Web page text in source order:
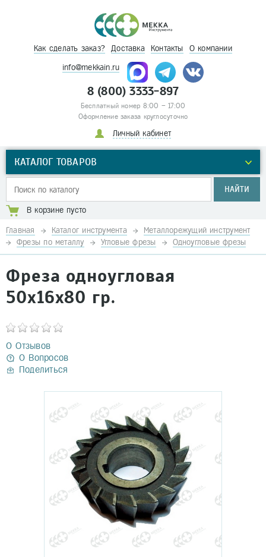
Как сделать заказ? Доставка Контакты О компании
info@mekkain.ru
8 (800) 3333-897
Бесплатный номер 8:00 – 17:00
Оформление заказа круглосуточно
Личный кабинет
КАТАЛОГ ТОВАРОВ
НАЙТИ
В корзине пусто
Главная Каталог инструмента
Металлорежущий инструмент
Фрезы по металлу
Угловые фрезы Одноугловые фрезы
Фреза одноугловая
50х16х80 гр.
0 Отзывов
0 Вопросов
Поделиться